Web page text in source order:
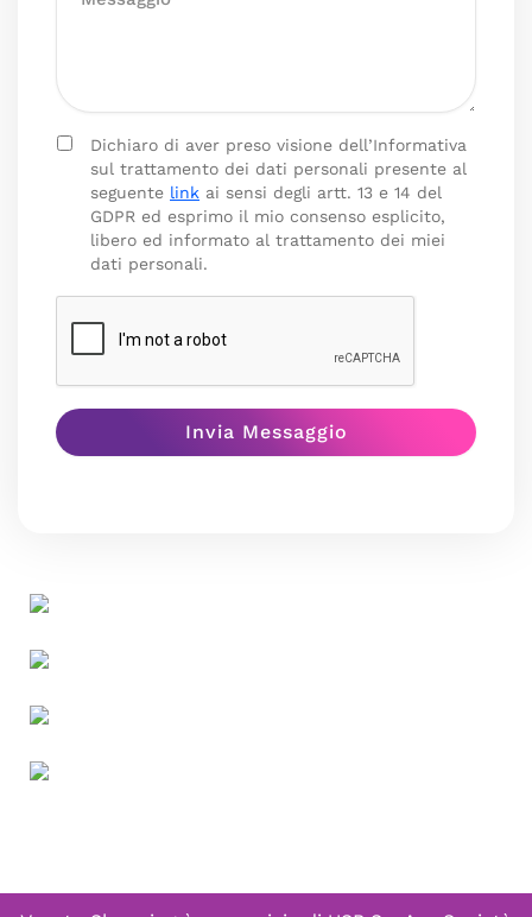
Dichiaro di aver preso visione dell’Informativa
sul trattamento dei dati personali presente al
seguente link ai sensi degli artt. 13 e 14 del
GDPR ed esprimo il mio consenso esplicito,
libero ed informato al trattamento dei miei
dati personali.